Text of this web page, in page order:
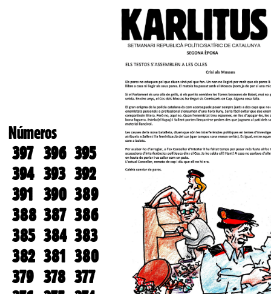
Números
397 396 395
394 393 392
391 390 389
388 387 386
385 384 383
382 381 380
379 378 377